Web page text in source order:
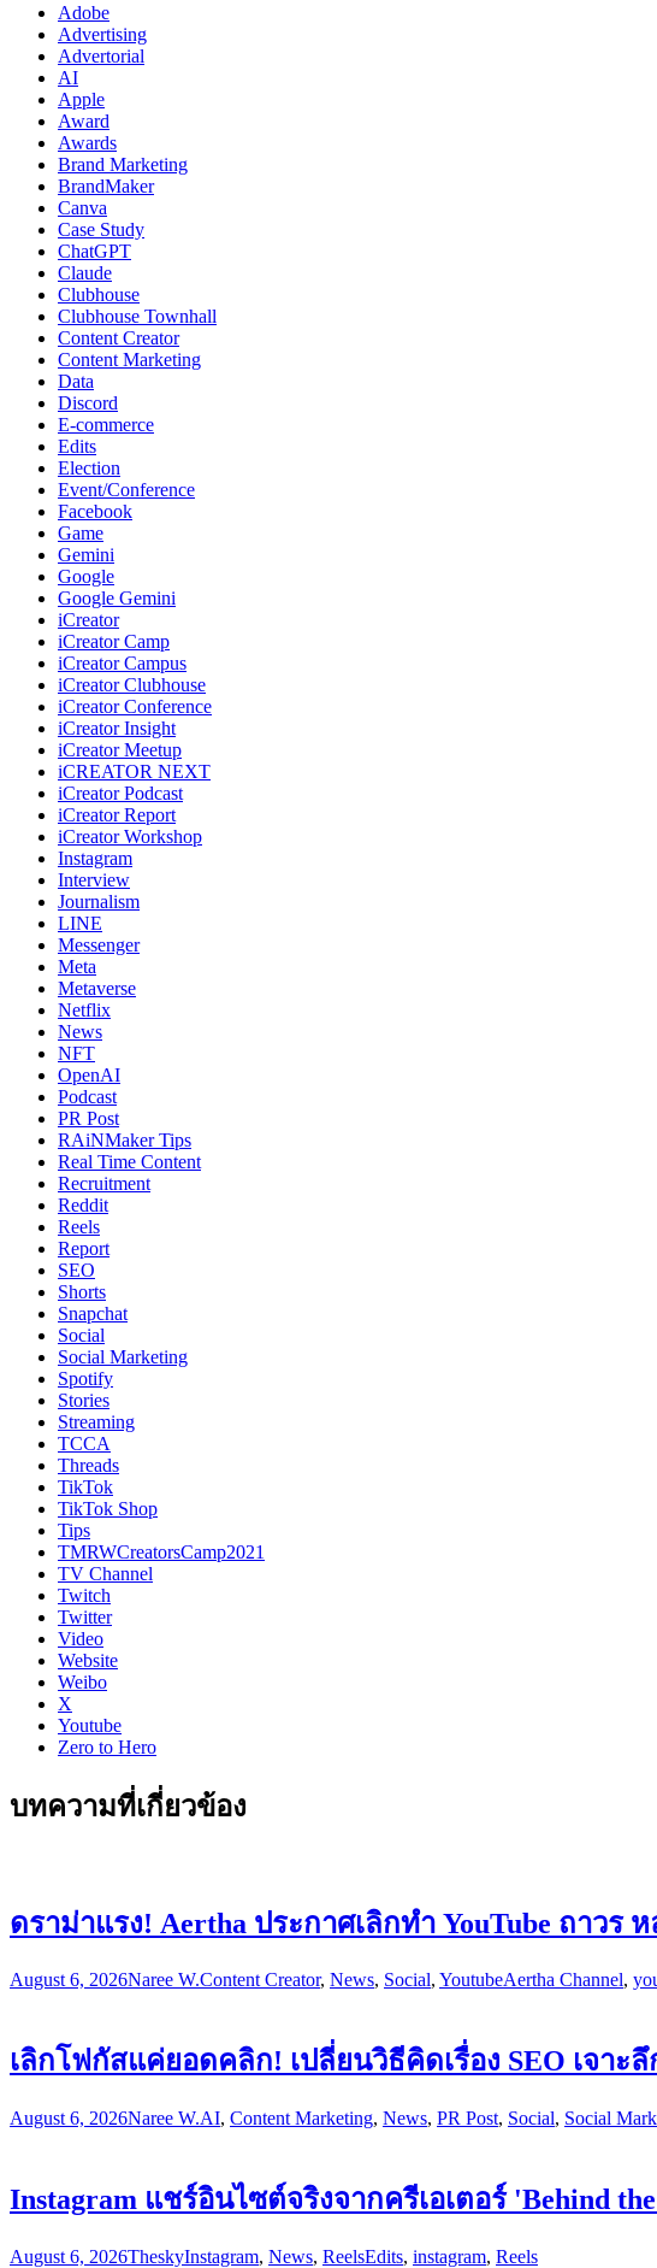
Adobe
Advertising
Advertorial
AI
Apple
Award
Awards
Brand Marketing
BrandMaker
Canva
Case Study
ChatGPT
Claude
Clubhouse
Clubhouse Townhall
Content Creator
Content Marketing
Data
Discord
E-commerce
Edits
Election
Event/Conference
Facebook
Game
Gemini
Google
Google Gemini
iCreator
iCreator Camp
iCreator Campus
iCreator Clubhouse
iCreator Conference
iCreator Insight
iCreator Meetup
iCREATOR NEXT
iCreator Podcast
iCreator Report
iCreator Workshop
Instagram
Interview
Journalism
LINE
Messenger
Meta
Metaverse
Netflix
News
NFT
OpenAI
Podcast
PR Post
RAiNMaker Tips
Real Time Content
Recruitment
Reddit
Reels
Report
SEO
Shorts
Snapchat
Social
Social Marketing
Spotify
Stories
Streaming
TCCA
Threads
TikTok
TikTok Shop
Tips
TMRWCreatorsCamp2021
TV Channel
Twitch
Twitter
Video
Website
Weibo
X
Youtube
Zero to Hero
บทความที่เกี่ยวข้อง
ดราม่าแรง! Aertha ประกาศเลิกทำ YouTube ถาวร
August 6, 2026Naree W.Content Creator, News, Social, YoutubeAertha Channel,
เลิกโฟกัสแค่ยอดคลิก! เปลี่ยนวิธีคิดเรื่อง SEO เจา
August 6, 2026Naree W.AI, Content Marketing, News, PR Post, Social, Social
Instagram แชร์อินไซต์จริงจากครีเอเตอร์ 'Behind
August 6, 2026TheskyInstagram, News, ReelsEdits, instagram, Reels